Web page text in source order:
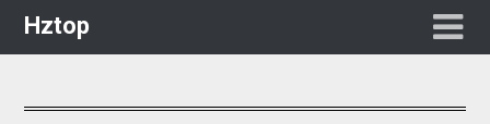
Hztop